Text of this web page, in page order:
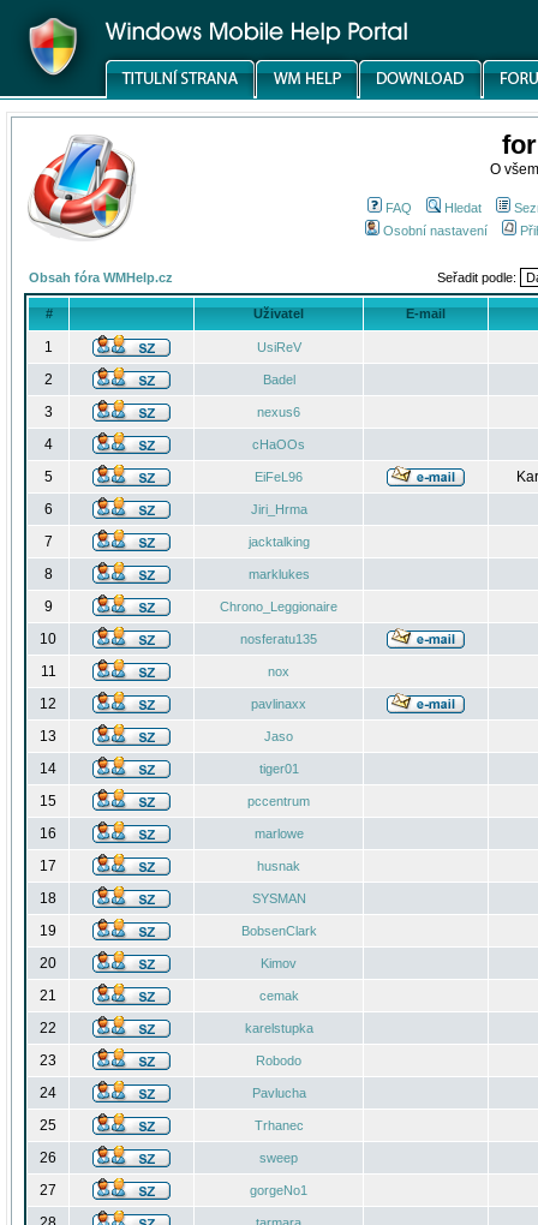
O
FAQ Hledat
Osobní nastavení
Obsah fóra WMHelp.cz Seřadit podle:
# Uživatel E-mail
1 UsiReV
2 Badel
3 nexus6
4 cHaOOs
5 EiFeL96
6
Jiri_Hrma
7 jacktalking
8 marklukes
9 Chrono_Leggionaire
10 nosferatu135
11 nox
12 pavlinaxx
13 Jaso
14 tiger01
15 pccentrum
16 marlowe
17 husnak
18 SYSMAN
19 BobsenClark
20 Kimov
21 cemak
22 karelstupka
23 Robodo
24 Pavlucha
25 Trhanec
26 sweep
27 gorgeNo1